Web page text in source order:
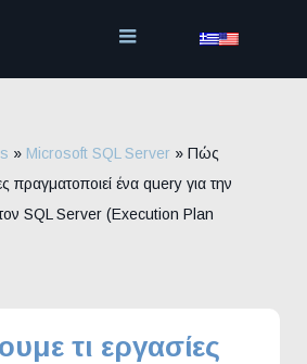
» Microsoft SQL Server » Πώς
πραγματοποιεί ένα query για την
SQL Server (Execution Plan
τι εργασίες